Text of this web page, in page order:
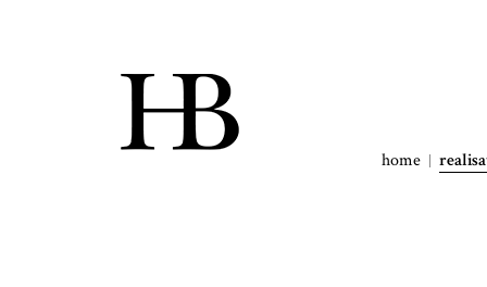
home